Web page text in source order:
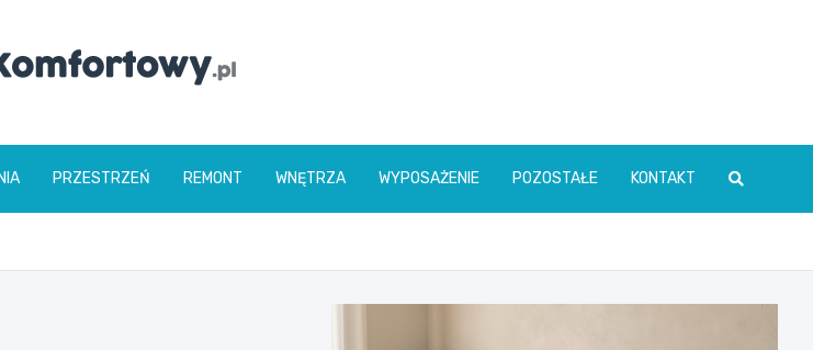
PRZESTRZEŃ REMONT WNĘTRZA WYPOSAŻENIE POZOSTAŁE KONTAKT